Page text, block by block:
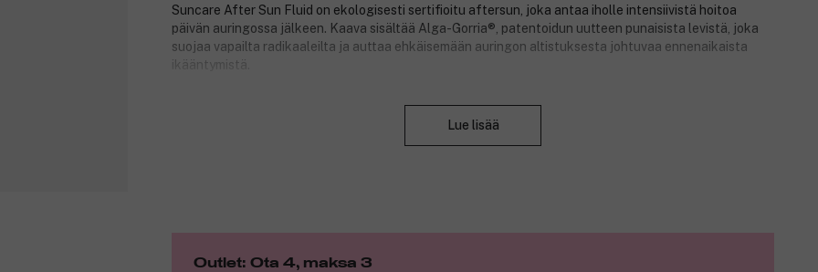
Suncare After Sun Fluid on ekologisesti sertifioitu aftersun, joka antaa iholle intensiivistä hoitoa
päivän auringossa jälkeen. Kaava sisältää Alga-Gorria®, patentoidun uutteen punaisista levistä, joka
suojaa vapailta radikaaleilta ja auttaa ehkäisemään auringon altistuksesta johtuvaa ennenaikaista
ikääntymistä.
helpotusta ja jättää ihon pehmeäksi, joustavaksi ja miellyttäväksi. Rikastettu luonnollisilla hoitavilla
ainesosilla ja miedolla, luonnollisella shea- ja kookosöljyn tuoksulla.
Lue lisää
Outlet: Ota 4, maksa 3